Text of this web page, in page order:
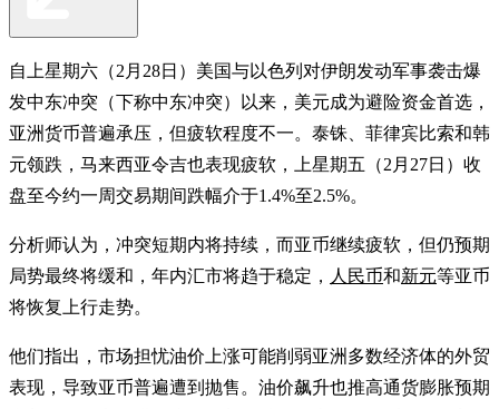
自上星期六（2月28日）美国与以色列对伊朗发动军事袭击爆
发中东冲突（下称中东冲突）以来，美元成为避险资金首选，
亚洲货币普遍承压，但疲软程度不一。泰铢、菲律宾比索和韩
元领跌，马来西亚令吉也表现疲软，上星期五（2月27日）收
盘至今约一周交易期间跌幅介于1.4%至2.5%。
分析师认为，冲突短期内将持续，而亚币继续疲软，但仍预期
局势最终将缓和，年内汇市将趋于稳定， 人民币和新元等亚币
将恢复上行走势。
他们指出，市场担忧油价上涨可能削弱亚洲多数经济体的外贸
表现，导致亚币普遍遭到抛售。油价飙升也推高通货膨胀预期